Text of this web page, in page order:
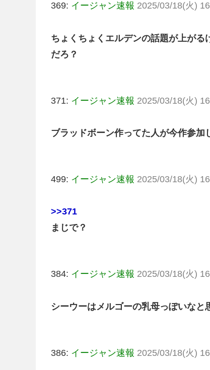
369: イージャン速報 2025/03/18(火)
ちょくちょくエルデンの話題が上が
だろ？
371: イージャン速報 2025/03/18(火)
ブラッドボーン作ってた人が今作参加
499: イージャン速報 2025/03/18(火)
>>371
まじで？
384: イージャン速報 2025/03/18(火)
シーウーはメルゴーの乳母っぽいなと
386: イージャン速報 2025/03/18(火)